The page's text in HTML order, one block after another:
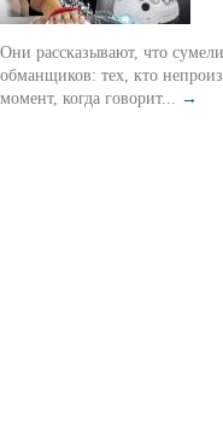
Они рассказывают, что
обманщиков: тех, кто
момент, когда говорит... →